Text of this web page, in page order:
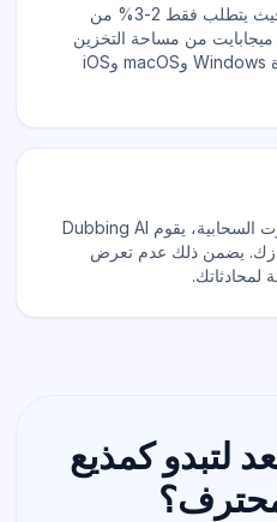
Dubbing AI محسن للغاية، حيث يتطلب فقط 2-3% من
المعالج وحوالي 300 ميجابايت من مساحة التخزين
المحلية. وهو متوافق مع أجهزة Windows وmacOS وiOS
نعم. على عكس مغيرات الصوت السحابية، يقوم Dubbing AI
يضمن ذلك عدم تعرض
لتبدو كمذيع